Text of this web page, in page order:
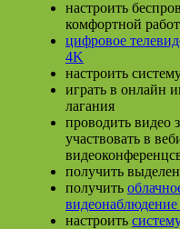
настроить
комфортной
цифровое
4K
настроить
играть в онлайн
лагания
проводить видео
участвовать в
получить
получить
настроить